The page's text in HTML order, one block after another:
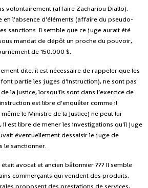
volontairement (affaire Zachariou Diallo),
en l'absence d'éléments (affaire du pseudo-
sanctions. Il semble que ce juge aurait été
mandat de dépôt un proche du pouvoir,
de 150.000 $.
dite, il est nécessaire de rappeler que les
partie les juges d'instruction), ne sont pas
la Justice, lorsqu'ils sont dans l’exercice de
est libre d'enquêter comme il
le Ministre de la Justice) ne peut lui
est libre de mener les investigations qu'il juge
éventuellement dessaisir le juge de
le sanctionner.
avocat et ancien bâtonnier ??? Il semble
commerçants qui vendent des produits,
proposent des prestations de services,